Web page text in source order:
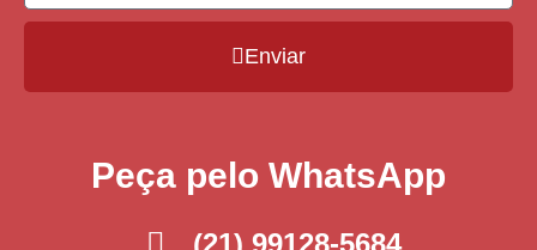
Enviar
Peça pelo WhatsApp
(21) 99128-5684